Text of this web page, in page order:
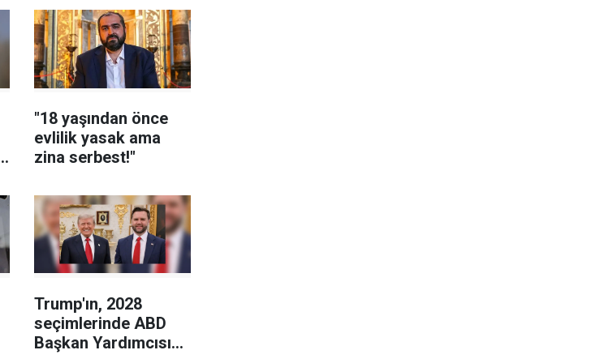
"18 yaşından önce
evlilik yasak ama
zina serbest!"
Trump'ın, 2028
seçimlerinde ABD
Başkan Yardımcısı